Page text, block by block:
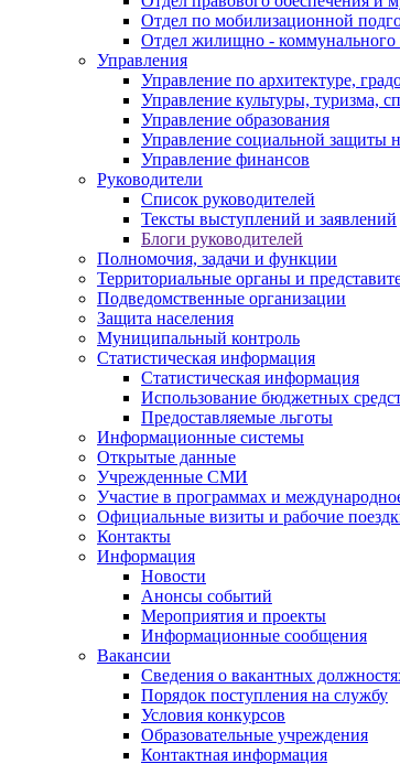
Отдел по мобилизационной
Отдел жилищно - коммунального
Управления
Управление по архитектуре,
Управление культуры, туризма,
Управление образования
Управление социальной защиты
Управление финансов
Руководители
Список руководителей
Тексты выступлений и заявлений
Блоги руководителей
Полномочия, задачи и функции
Территориальные органы и
Подведомственные организации
Защита населения
Муниципальный контроль
Статистическая информация
Статистическая информация
Использование бюджетных
Предоставляемые льготы
Информационные системы
Открытые данные
Учрежденные СМИ
Участие в программах и
Официальные визиты и рабочие
Контакты
Информация
Новости
Анонсы событий
Мероприятия и проекты
Информационные сообщения
Вакансии
Сведения о вакантных
Порядок поступления на службу
Условия конкурсов
Образовательные учреждения
Контактная информация